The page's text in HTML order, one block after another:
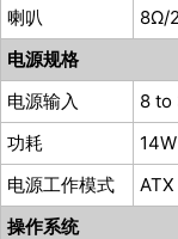
喇叭
8Ω/
电源规格
电源输入
8 to
功耗
电源工作模式
操作系统